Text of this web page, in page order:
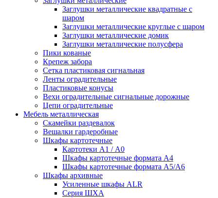
Заглушки металлические квадратные с
шаром
Заглушки металлические круглые с шаром
Заглушки металлические домик
Заглушки металлические полусфера
Пики кованые
Крепеж забора
Сетка пластиковая сигнальная
Ленты оградительные
Пластиковые конусы
Вехи оградительные сигнальные дорожные
Цепи оградительные
Мебель металлическая
Скамейки раздевалок
Вешалки гардеробные
Шкафы картотечные
Картотеки А1 / А0
Шкафы картотечные формата А4
Шкафы картотечные формата А5/А6
Шкафы архивные
Усиленные шкафы ALR
Серия ШХА